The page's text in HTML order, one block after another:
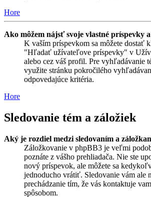
Hore
Ako môžem nájsť svoje vlastné príspevky
K vaším príspevkom sa môžete dostať
"Hľadať užívateľove príspevky" v
alebo cez váš profil. Pre vyhľadávanie
využite stránku pokročilého
odpovedajúce kritéria.
Hore
Sledovanie tém a záložiek
Aký je rozdiel medzi sledovaním a
Záložkovanie v phpBB3 je veľmi
poznáte z vášho prehliadača. Nie ste
nový príspevok, ale môžete sa
jednoducho vrátiť. Sledovanie vám ale
prechádzanie tím, že vás kontaktuje
spôsobom.